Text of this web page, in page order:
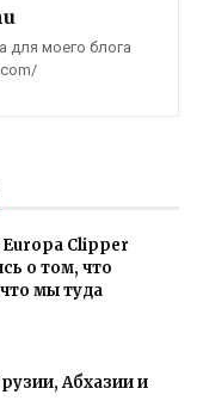
для моего блога
Clipper
о том, что
мы туда
Абхазии и